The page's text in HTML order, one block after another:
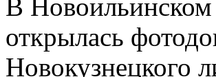
В
открылась
Новокузнецкого